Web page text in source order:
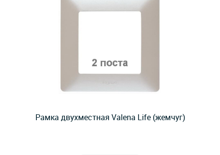
Рамка двухместная Valena Life (жемчуг)